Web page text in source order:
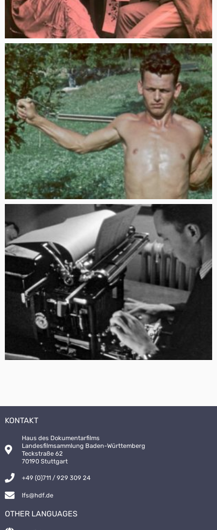
KONTAKT
Haus des Dokumentarfilms
Landesfilmsammlung Baden-Württemberg
Teckstraße 62
70190 Stuttgart
+49 (0)711 / 929 309 24
lfs@hdf.de
OTHER LANGUAGES